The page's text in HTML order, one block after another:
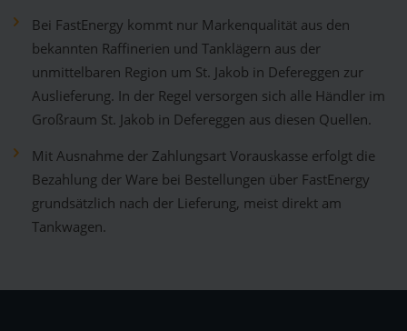
Bei FastEnergy kommt nur Markenqualität aus den
bekannten Raffinerien und Tanklägern aus der
unmittelbaren Region um St. Jakob in Defereggen zur
Auslieferung. In der Regel versorgen sich alle Händler im
Großraum St. Jakob in Defereggen aus diesen Quellen.
Mit Ausnahme der Zahlungsart Vorauskasse erfolgt die
Bezahlung der Ware bei Bestellungen über FastEnergy
grundsätzlich nach der Lieferung, meist direkt am
Tankwagen.